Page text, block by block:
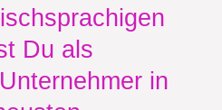
Du als
in